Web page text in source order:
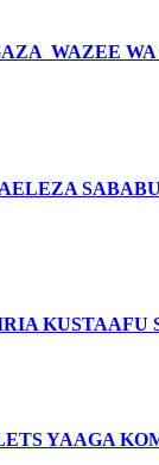
WAZEE
KUSTAAFU
YAAGA